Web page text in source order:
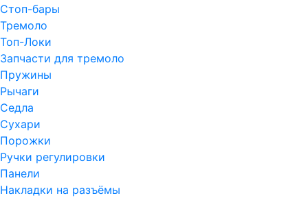
Стоп-бары
Тремоло
Топ-Локи
Запчасти для тремоло
Пружины
Рычаги
Седла
Сухари
Порожки
Ручки регулировки
Панели
Накладки на разъёмы